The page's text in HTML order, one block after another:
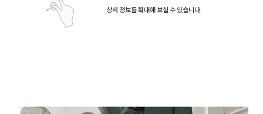
상세 정보를 확대해 보실 수 있습니다.